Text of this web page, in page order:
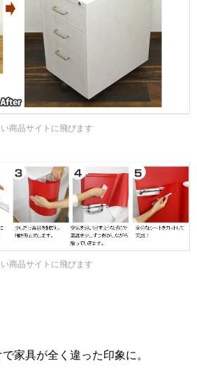
商品サイトに飛びます
商品サイトに飛びます
家具が全く違った印象に。